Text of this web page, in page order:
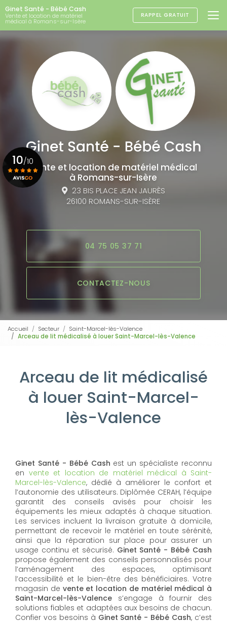
Aller
au
contenu
principal
Ginet Santé - Bébé Cash
Vente et location de matériel
médical à Romans-sur-Isère
RAPPEL GRATUIT
Vente et location de matériel médical
à Romans-sur-Isère
23 BIS PLACE JEAN JAURÈS
26100 ROMANS-SUR-ISÈRE
04 75 05 37 71
CONTACTEZ-NOUS
10/10
Accueil Secteur
Saint-Marcel-lès-Valence
Arceau de lit médicalisé à louer Saint-Marcel-lès-Valence
Arceau de lit médicalisé
à louer Saint-Marcel-
lès-Valence
Ginet Santé - Bébé Cash est un spécialiste reconnu
en vente et location de matériel médical à Saint-
Marcel-lès-Valence, dédié à améliorer le confort et
l’autonomie des utilisateurs. Diplômée CERAH, l’équipe
garantit des conseils avisés pour choisir les
équipements les mieux adaptés à chaque situation.
Les services incluent la livraison gratuite à domicile,
permettant de recevoir le matériel en toute sérénité,
ainsi que la réparation sur place pour assurer un
usage continu et sécurisé. Ginet Santé - Bébé Cash
propose également des conseils personnalisés pour
l’aménagement des espaces, optimisant
l’accessibilité et le bien-être des bénéficiaires. Votre
magasin de vente et location de matériel médical à
Saint-Marcel-lès-Valence s’engage à fournir des
solutions fiables et adaptées aux besoins de chacun.
Confier vos besoins à Ginet Santé - Bébé Cash, c’est